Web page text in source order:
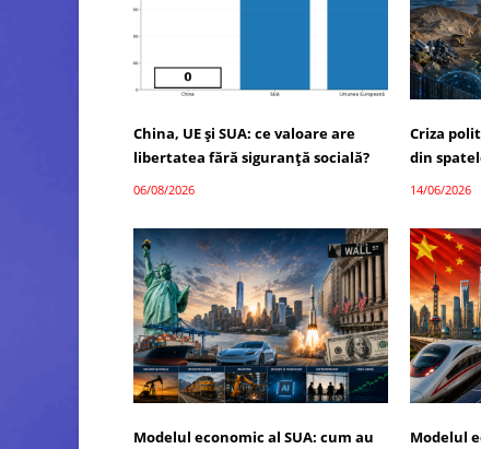
China, UE și SUA: ce valoare are
libertatea fără siguranță socială?
06/08/2026
Criza
din
14/06/2026
Modelul economic al SUA: cum au
Modelul